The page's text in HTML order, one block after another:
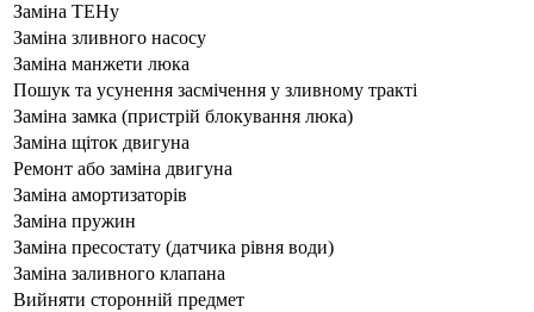
Заміна ТЕНу
Заміна зливного насосу
Заміна манжети люка
Пошук та усунення засмічення у зливному тракті
Заміна замка (пристрій блокування люка)
Заміна щіток двигуна
Ремонт або заміна двигуна
Заміна амортизаторів
Заміна пружин
Заміна пресостату (датчика рівня води)
Заміна заливного клапана
Вийняти сторонній предмет